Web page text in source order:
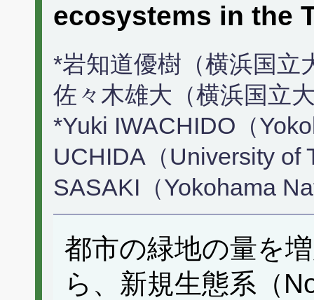
ecosystems in the
*岩知道優樹（横浜国立
佐々木雄大（横浜国立
*Yuki IWACHIDO（
UCHIDA（University of
SASAKI（Yokohama
都市の緑地の量を
ら、新規生態系（